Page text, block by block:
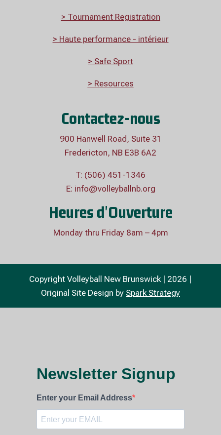
> Tournament Registration
> Haute performance - intérieur
> Safe Sport
> Resources
Contactez-nous
900 Hanwell Road, Suite 31
Fredericton, NB E3B 6A2
T: (506) 451-1346
E: info@volleyballnb.org
Heures d'Ouverture
Monday thru Friday 8am – 4pm
Copyright Volleyball New Brunswick | 2026 |
Original Site Design by Spark Strategy